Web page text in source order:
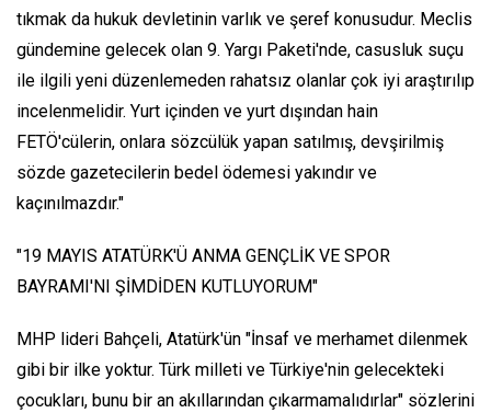
tıkmak da hukuk devletinin varlık ve şeref konusudur. Meclis
gündemine gelecek olan 9. Yargı Paketi'nde, casusluk suçu
ile ilgili yeni düzenlemeden rahatsız olanlar çok iyi araştırılıp
incelenmelidir. Yurt içinden ve yurt dışından hain
FETÖ'cülerin, onlara sözcülük yapan satılmış, devşirilmiş
sözde gazetecilerin bedel ödemesi yakındır ve
kaçınılmazdır."
"19 MAYIS ATATÜRK'Ü ANMA GENÇLİK VE SPOR
BAYRAMI'NI ŞİMDİDEN KUTLUYORUM"
MHP lideri Bahçeli, Atatürk'ün "İnsaf ve merhamet dilenmek
gibi bir ilke yoktur. Türk milleti ve Türkiye'nin gelecekteki
çocukları, bunu bir an akıllarından çıkarmamalıdırlar" sözlerini